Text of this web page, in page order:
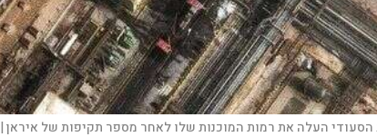
העלה את רמות המוכנות שלו לאחר מספר תקיפות של איראן |